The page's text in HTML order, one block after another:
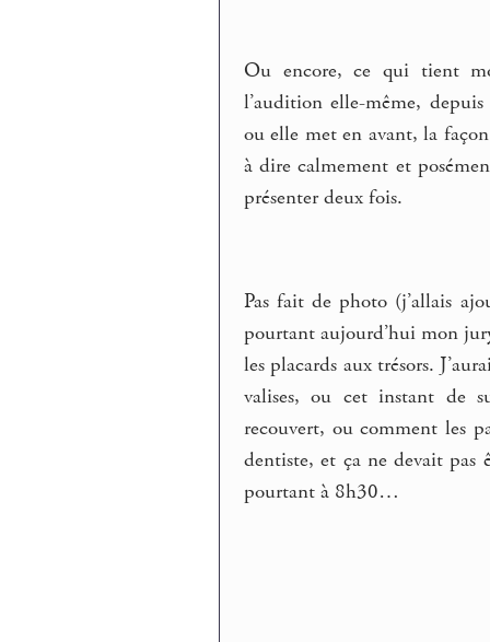
Ou encore, ce qui tient
l’audition elle-même,
ou elle met en avant, la
à dire calmement et
présenter deux fois.
Pas fait de photo (j’allais
pourtant aujourd’hui mon
les placards aux trésors.
valises, ou cet instant de
recouvert, ou comment les
dentiste, et ça ne devait
pourtant à 8h30…